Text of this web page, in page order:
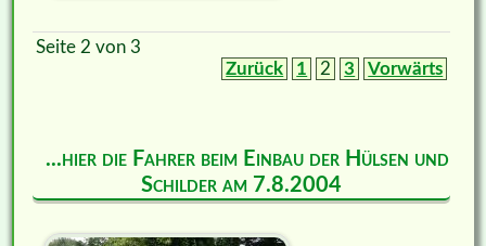
Seite 2 von 3
Zurück
1 2 3 Vorwärts
...hier die Fahrer beim Einbau der Hülsen und
Schilder am 7.8.2004